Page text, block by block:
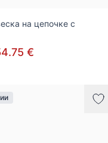
на цепочке c
€